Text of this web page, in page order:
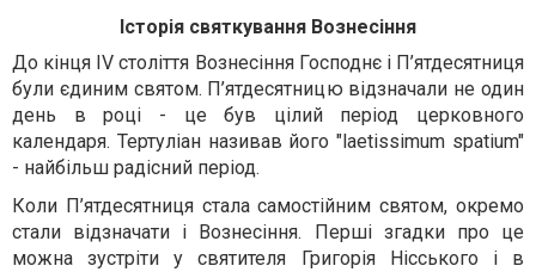
Історія святкування Вознесіння
До кінця IV століття Вознесіння Господнє і П’ятдесятниця
були єдиним святом. П’ятдесятницю відзначали не один
день в році - це був цілий період церковного
календаря. Тертуліан називав його "laetissimum spatium"
- найбільш радісний період.
Коли П’ятдесятниця стала самостійним святом, окремо
стали відзначати і Вознесіння. Перші згадки про це
можна зустріти у святителя Григорія Нісського і в